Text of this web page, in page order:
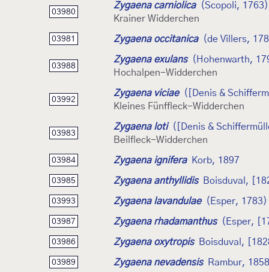
03980
Zygaena carniolica
(Scopoli, 1763)
Krainer Widderchen
03981 Zygaena occitanica (de Villers,
03988
Zygaena exulans
(Hohenwarth,
Hochalpen-Widderchen
03992
Zygaena viciae
([Denis &
Kleines Fünffleck-Widderchen
03983
Zygaena loti
([Denis &
Beilfleck-Widderchen
03984 Zygaena ignifera Korb, 1897
03985 Zygaena anthyllidis Boisduval,
03993 Zygaena lavandulae (Esper, 1783)
03987 Zygaena rhadamanthus (Esper,
03986 Zygaena oxytropis Boisduval,
03989 Zygaena nevadensis Rambur, 1858